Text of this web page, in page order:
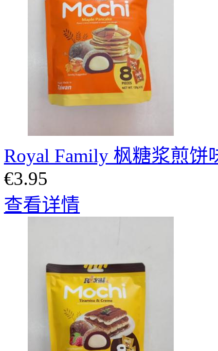
Royal Family 枫糖浆煎饼
€3.95
查看详情